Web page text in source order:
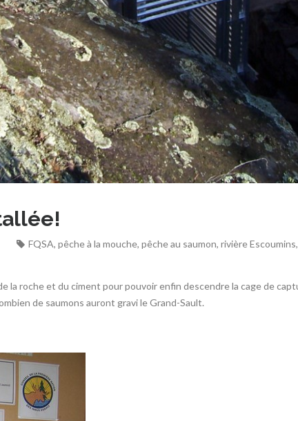
FQSA, pêche à la mouche, pêche au saumon, rivière Escoumins,
la roche et du ciment pour pouvoir enfin descendre la cage de
de saumons auront gravi le Grand-Sault.